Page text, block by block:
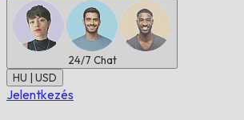
24/7 Chat
HU | USD
Jelentkezés